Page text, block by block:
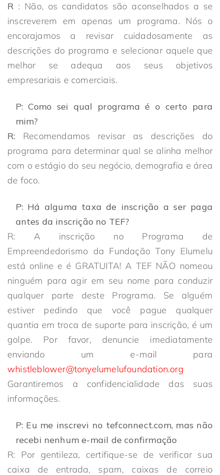
R : Não, os candidatos são aconselhados a se
inscreverem em apenas um programa. Nós o
encorajamos a revisar cuidadosamente as
descrições do programa e selecionar aquele que
melhor se adequa aos seus objetivos
empresariais e comerciais.
P: Como sei qual programa é o certo para
mim?
R: Recomendamos revisar as descrições do
programa para determinar qual se alinha melhor
com o estágio do seu negócio, demografia e área
de foco.
P: Há alguma taxa de inscrição a ser paga
antes da inscrição no TEF?
R: A inscrição no Programa de
Empreendedorismo da Fundação Tony Elumelu
está online e é GRATUITA! A TEF NÃO nomeou
ninguém para agir em seu nome para conduzir
qualquer parte deste Programa. Se alguém
estiver pedindo que você pague qualquer
quantia em troca de suporte para inscrição, é um
golpe. Por favor, denuncie imediatamente
enviando um e-mail para
whistleblower@tonyelumelufoundation.org
Garantiremos a confidencialidade das suas
informações.
P: Eu me inscrevi no tefconnect.com, mas não
recebi nenhum e-mail de confirmação
R: Por gentileza, certifique-se de verificar sua
caixa de entrada, spam, caixas de correio